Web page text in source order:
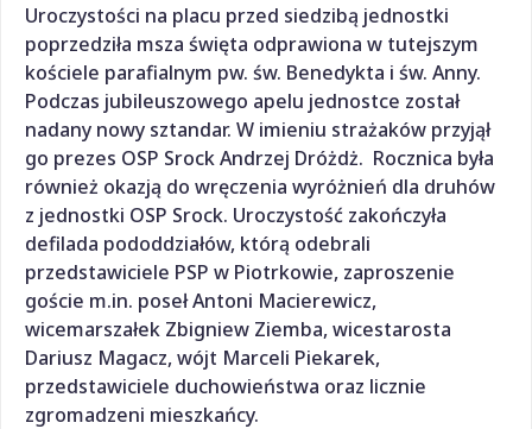
Uroczystości na placu przed siedzibą jednostki
poprzedziła msza święta odprawiona w tutejszym
kościele parafialnym pw. św. Benedykta i św. Anny.
Podczas jubileuszowego apelu jednostce został
nadany nowy sztandar. W imieniu strażaków przyjął
go prezes OSP Srock Andrzej Dróżdż. Rocznica była
również okazją do wręczenia wyróżnień dla druhów
z jednostki OSP Srock. Uroczystość zakończyła
defilada pododdziałów, którą odebrali
przedstawiciele PSP w Piotrkowie, zaproszenie
goście m.in. poseł Antoni Macierewicz,
wicemarszałek Zbigniew Ziemba, wicestarosta
Dariusz Magacz, wójt Marceli Piekarek,
przedstawiciele duchowieństwa oraz licznie
zgromadzeni mieszkańcy.